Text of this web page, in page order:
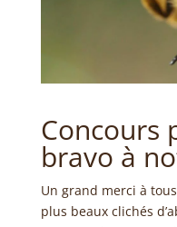
Concours
bravo à
Un grand merci à
plus beaux clichés